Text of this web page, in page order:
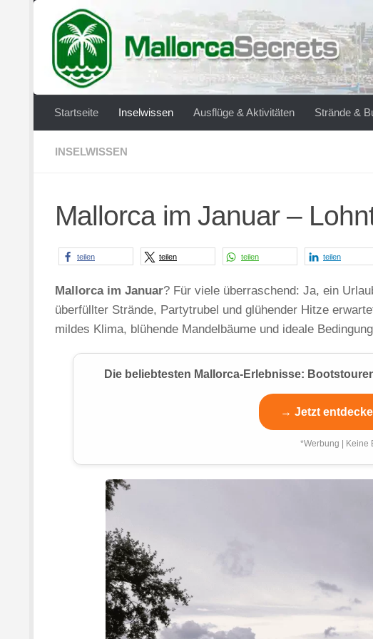
Zum Inhalt springen
Startseite Inselwissen Ausflüge & Aktivitäten Strände &
INSELWISSEN
Mallorca im Januar –
teilen teilen teilen teilen
Mallorca im Januar? Für viele überraschend: Ja, ein
überfüllter Strände, Partytrubel und glühender Hitze
mildes Klima, blühende Mandelbäume und ideale
Die beliebtesten Mallorca-Erlebnisse:
→ Jetzt
*Werbung | Keine